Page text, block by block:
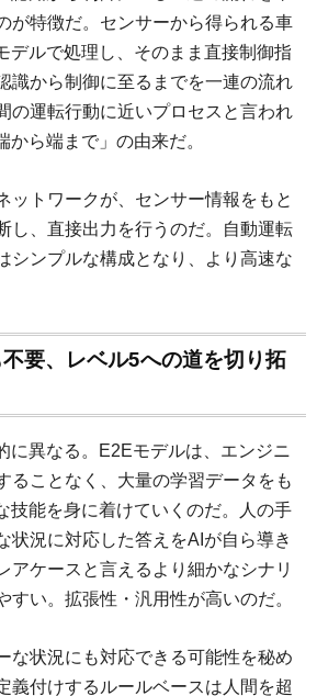
が特徴だ。センサーから得られる車
デルで処理し、そのまま直接制御指
識から制御に至るまでを一連の流れ
の運転行動に近いプロセスと言われ
から端まで」の由来だ。
ットワークが、センサー情報をもと
し、直接出力を行うのだ。自動運転
シンプルな構成となり、より高速な
要、レベル5への道を切り拓
に異なる。E2Eモデルは、エンジニ
ることなく、大量の学習データをも
技能を身に着けていくのだ。人の手
状況に対応した答えをAIが自ら導き
アケースと言えるより細かなシナリ
すい。拡張性・汎用性が高いのだ。
な状況にも対応できる可能性を秘め
義付けするルールベースは人間を超